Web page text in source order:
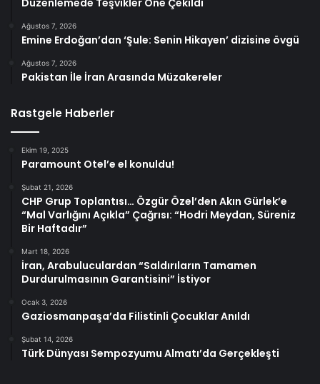
Ağustos 7, 2026
Emine Erdoğan’dan ‘Şule: Senin Hikayen’ dizisine övgü
Ağustos 7, 2026
Pakistan İle İran Arasında Müzakereler
Rastgele Haberler
Ekim 19, 2025
Paramount Otel’e el konuldu!
Şubat 21, 2026
CHP Grup Toplantısı… Özgür Özel’den Akın Gürlek’e
“Mal Varlığını Açıkla” Çağrısı: “Hodri Meydan, Süreniz
Bir Haftadır”
Mart 18, 2026
İran, Arabuluculardan “Saldırıların Tamamen
Durdurulmasının Garantisini” İstiyor
Ocak 3, 2026
Gaziosmanpaşa’da Filistinli Çocuklar Anıldı
Şubat 14, 2026
Türk Dünyası Sempozyumu Almatı’da Gerçekleşti